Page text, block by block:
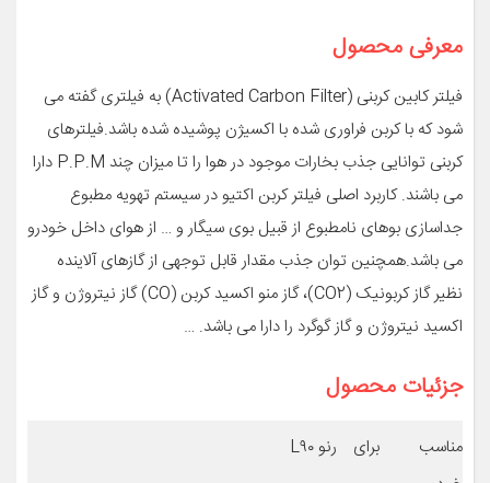
معرفی محصول
فیلتر کابین کربنی (Activated Carbon Filter) به فیلتری گفته می
شود که با کربن فراوری شده با اکسیژن پوشیده شده باشد.فیلترهای
کربنی توانایی جذب بخارات موجود در هوا را تا میزان چند P.P.M دارا
می باشند. کاربرد اصلی فیلتر کربن اکتیو در سیستم تهویه مطبوع
جداسازی بوهای نامطبوع از قبیل بوی سیگار و … از هوای داخل خودرو
می باشد.همچنین توان جذب مقدار قابل توجهی از گازهای آلاینده
نظیر گاز کربونیک (CO2)، گاز منو اکسید کربن (CO) گاز نیتروژن و گاز
اکسید نیتروژن و گاز گوگرد را دارا می باشد. …
جزئیات محصول
مناسب برای
رنو L۹۰